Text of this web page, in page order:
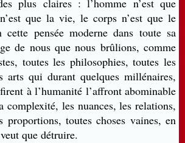
plus claires : l’homme n’est que
que la vie, le corps n’est que le
pensée moderne dans toute sa
de nous que nous brûlions, comme
toutes les philosophies, toutes les
arts qui durant quelques millénaires,
à l’humanité l’affront abominable
complexité, les nuances, les relations,
proportions, toutes choses vaines, en
que détruire.